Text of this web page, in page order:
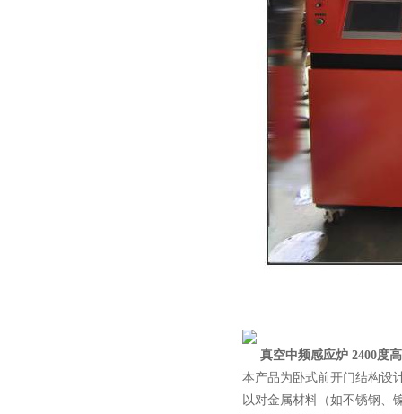
真空中频感应炉 2400度
本产品为卧式前开门结构设
以对金属材料（如不锈钢、